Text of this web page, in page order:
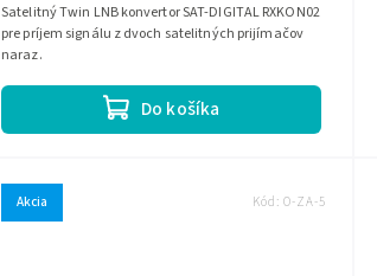
Do košíka
Satelitný Twin LNB konvertor SAT-DIGITAL RXKON02
pre príjem signálu z dvoch satelitných prijímačov
naraz.
Akcia Kód:O-ZA-5